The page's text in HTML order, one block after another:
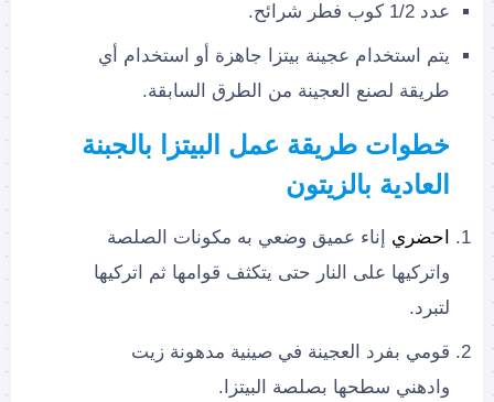
عدد 1/2 كوب فطر شرائح.
يتم استخدام عجينة بيتزا جاهزة أو استخدام أي
طريقة لصنع العجينة من الطرق السابقة.
خطوات طريقة عمل البيتزا بالجبنة
العادية بالزيتون
احضري
إناء عميق وضعي به مكونات الصلصة
واتركيها على النار حتى يتكثف قوامها ثم اتركيها
لتبرد.
قومي بفرد العجينة في صينية مدهونة زيت
وادهني سطحها بصلصة البيتزا.